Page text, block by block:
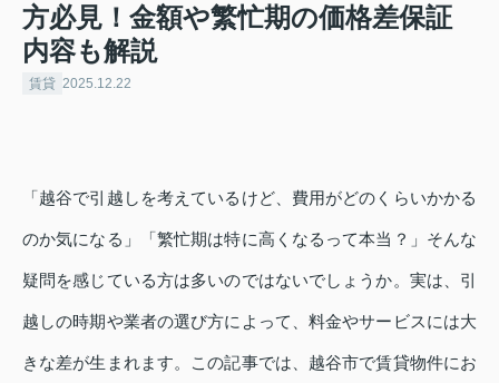
方必見！金額や繁忙期の価格差保証
内容も解説
賃貸 2025.12.22
「越谷で引越しを考えているけど、費用がどのくらいかかる
のか気になる」「繁忙期は特に高くなるって本当？」そんな
疑問を感じている方は多いのではないでしょうか。実は、引
越しの時期や業者の選び方によって、料金やサービスには大
きな差が生まれます。この記事では、越谷市で賃貸物件にお